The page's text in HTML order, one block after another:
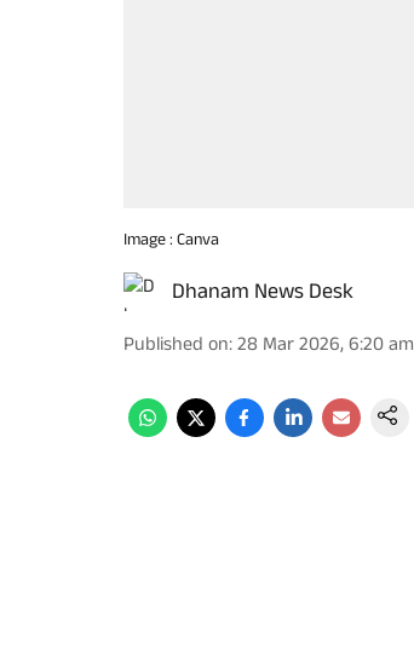
Image : Canva
Dhanam News Desk
Published on:28 Mar 2026, 6:20 am